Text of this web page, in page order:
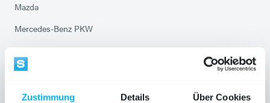
Zustimmung Details Über Cookies
Mazda
Mercedes-Benz PKW
Mitsubishi Service
Opel